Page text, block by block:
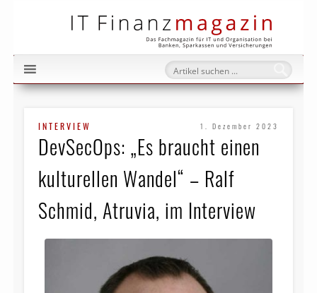
INTERVIEW 1. Dezember 2023
DevSecOps: „Es braucht einen
kulturellen Wandel“ – Ralf
Schmid, Atruvia, im Interview